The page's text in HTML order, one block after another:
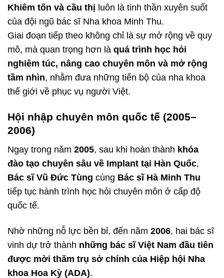
Khiêm tốn và cầu thị luôn là tinh thần xuyên suốt
của đội ngũ bác sĩ Nha khoa Minh Thu.
Giai đoạn tiếp theo không chỉ là sự mở rộng về quy
mô, mà quan trọng hơn là quá trình học hỏi
nghiêm túc, nâng cao chuyên môn và mở rộng
tầm nhìn, nhằm đưa những tiến bộ của nha khoa
thế giới về phục vụ người Việt.
Hội nhập chuyên môn quốc tế (2005–
2006)
Ngay trong năm 2005, sau khi hoàn thành khóa
đào tạo chuyên sâu về Implant tại Hàn Quốc,
Bác sĩ Vũ Đức Tùng cùng Bác sĩ Hà Minh Thu
tiếp tục hành trình học hỏi chuyên môn ở cấp độ
quốc tế.
Nhờ những nỗ lực bền bỉ, đến năm 2006, hai bác sĩ
vinh dự trở thành những bác sĩ Việt Nam đầu tiên
được mời thăm trụ sở chính của Hiệp hội Nha
khoa Hoa Kỳ (ADA).